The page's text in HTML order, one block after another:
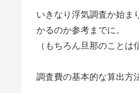
いきなり浮気調査か始ま
かるのか参考までに。
（もちろん旦那のことは
調査費の基本的な算出方